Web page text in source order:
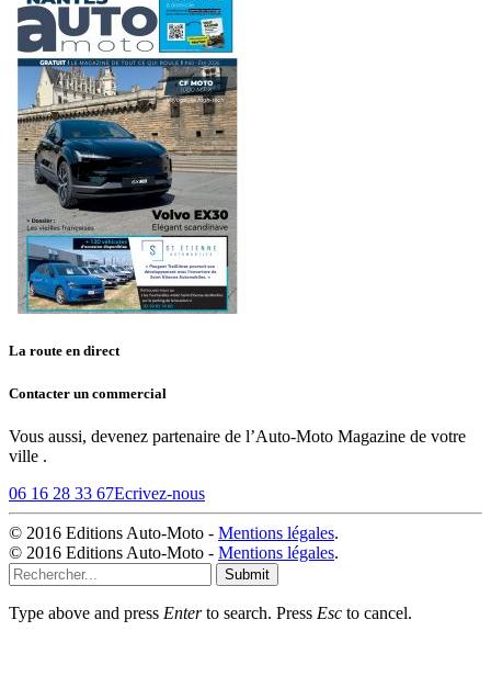
La route en direct
Contacter un commercial
Vous aussi, devenez partenaire de l’Auto-Moto Magazine de votre
ville .
06 16 28 33 67Ecrivez-nous
© 2016 Editions Auto-Moto - Mentions légales.
© 2016 Editions Auto-Moto - Mentions légales.
Submit
Type above and press Enterto search. Press Esc to cancel.